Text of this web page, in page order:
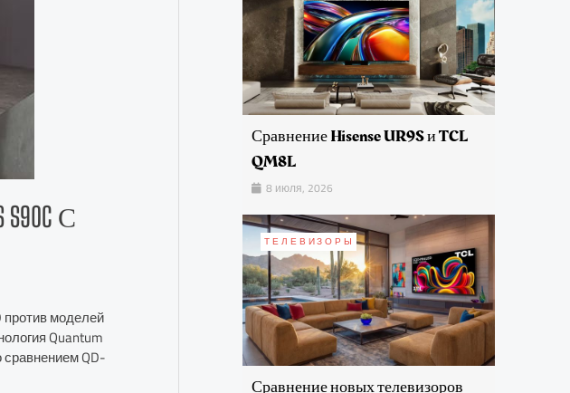
С
против моделей
Quantum
сравнением QD-
Сравнение Hisense UR9S и TCL
QM8L
8 июля, 2026
ТЕЛЕВИЗОРЫ
Сравнение новых телевизоров